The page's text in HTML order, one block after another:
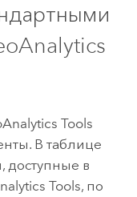
Tools
В таблице
в
Tools, по